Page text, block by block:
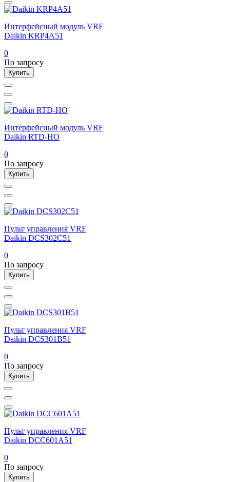
Интерфейсный модуль VRF
Daikin KRP4A51
0
По запросу
Купить
Интерфейсный модуль VRF
Daikin RTD-HO
0
По запросу
Купить
Пульт управления VRF
Daikin DCS302C51
0
По запросу
Купить
Пульт управления VRF
Daikin DCS301B51
0
По запросу
Купить
Пульт управления VRF
Daikin DCC601A51
0
По запросу
Купить